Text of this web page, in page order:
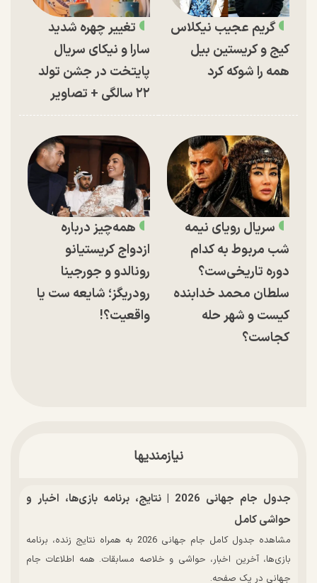
گریم عجیب نیکلاس
کیج و کریستین بیل
همه را شوکه کرد
تغییر چهره شدید
سارا و نیکای سریال
پایتخت در جشن تولد
۲۲ سالگی + تصاویر
سریال رویای نیمه
شب مربوط به کدام
دوره تاریخی‌ست؟
سلطان محمد خدابنده
کیست و شهر حله
کجاست؟
همه‌چیز درباره
ازدواج کریستیانو
رونالدو و جورجینا
رودریگز؛ شایعه ست یا
واقعیت؟!
نیازمندیها
جدول جام جهانی 2026 | نتایج، برنامه بازی‌ها، اخبار و
حواشی کامل
مشاهده جدول کامل جام جهانی 2026 به همراه نتایج زنده، برنامه
بازی‌ها، آخرین اخبار، حواشی و خلاصه مسابقات. همه اطلاعات جام
جهانی در یک صفحه.